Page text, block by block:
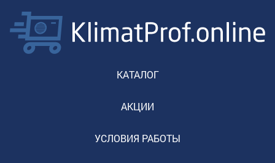
КАТАЛОГ
АКЦИИ
УСЛОВИЯ РАБОТЫ